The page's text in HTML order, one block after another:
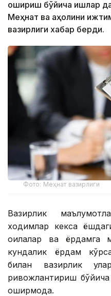
ошириш бўйича ишлар
Меҳнат ва аҳолини
вазирлиги хабар берди.
Фото: Меҳнат вазирлиги
Вазирлик
ходимлар кекса
оилалар ва ёрдамга
кундалик ёрдам
билан вазирлик
ривожлантириш
оширмоқда.